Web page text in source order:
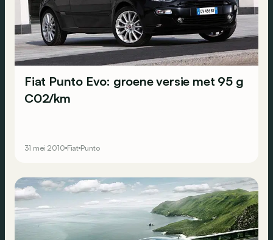
Fiat Punto Evo: groene versie met 95 g
C02/km
31 mei 2010 Fiat Punto